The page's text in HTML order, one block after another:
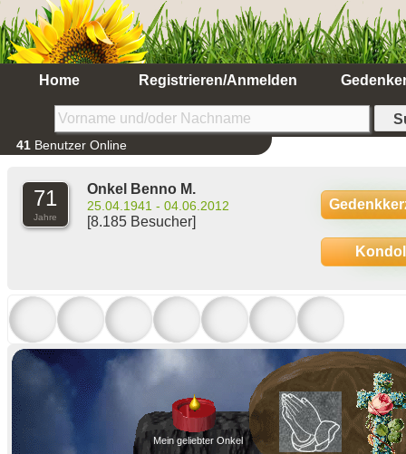
Home Registrieren/Anmelden
41 Benutzer Online
71
Jahre
Onkel Benno M.
25.04.1941 - 04.06.2012
[8.185 Besucher]
Mein geliebter Onkel